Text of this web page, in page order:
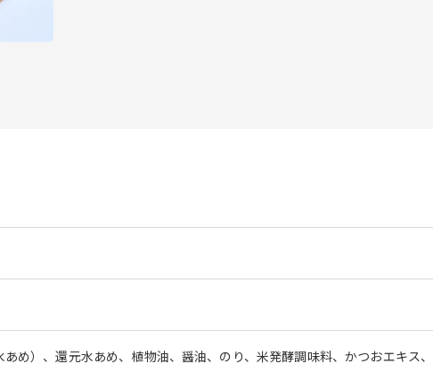
あめ）、還元水あめ、植物油、醤油、のり、米発酵調味料、かつおエキ